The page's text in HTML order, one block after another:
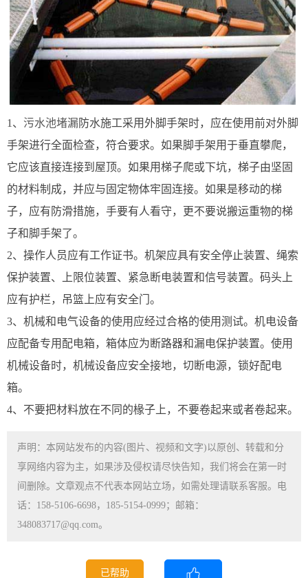
1、 污水池堵漏 防水施工采用外脚手架时，应在使用前对外脚
手架进行全面检查，符合要求。如果脚手架用于垂直攀爬，
它应该直接连接到屋顶。如果用梯子爬或下坑，梯子由坚固
的材料制成，并应与固定物体牢固连接。如果是移动的梯
子，应有防滑措施，手要有人看守，更不要说搬运重物的梯
子和脚手架了。
2、操作人员应有工作证书。机架应具有安全停止装置、绳索
保护装置、上限位装置、紧急断电装置和信号装置。码头上
应有护栏，吊篮上应有安全门。
3、机械和电气设备的使用应经过合格的使用测试。机电设备
应配备专用配电箱，箱体应为断路器和漏电保护装置。使用
机械设备时，机械设备应安全接地，切断电源，锁好配电
箱。
4、不要把材料放在不同的椽子上，不要卷起来或者卷起来。
声明：本网站发布的内容(图片、视频和文字)以原创、转载和分
享网络内容为主，如果涉及侵权请尽快告知，我们将会在第一时
间删除。文章观点不代表本网站立场，如需处理请联系客服。电
话：158-5106-6698，185-5154-0999；邮箱：
348083717@qq.com。
已帮助